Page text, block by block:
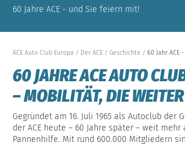
60 Jahre ACE - und Sie feiern mit!
ACE Auto Club Europa Der ACE Geschichte 60 Jahr ACE
60 JAHRE ACE AUTO
– MOBILITÄT, DIE
Gegründet am 16. Juli 1965 als Autoclub der
der ACE heute – 60 Jahre später – weit mehr
Pannenhilfe. Mit rund 600.000 Mitgliedern